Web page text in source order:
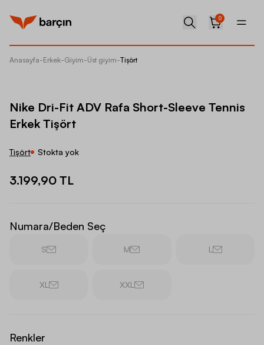
0
Anasayfa-Erkek-Giyim-Üst giyim-Tişört
Nike Dri-Fit ADV Rafa Short-Sleeve Tennis
Erkek Tişört
Tişört Stokta yok
3.199,90 TL
Numara/Beden Seç
S M L
XL XXL
Renkler